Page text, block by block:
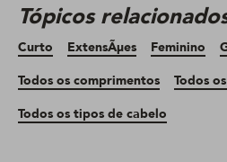
Tópicos
Curto ExtensÃµes Feminino
Todos os comprimentos
Todos
Todos os tipos de cabelo